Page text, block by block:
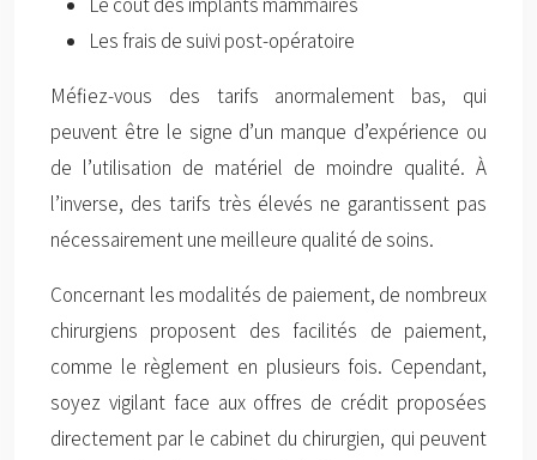
Les frais de suivi post-opératoire
Méfiez-vous des tarifs anormalement bas, qui
peuvent être le signe d’un manque d’expérience ou
de l’utilisation de matériel de moindre qualité. À
l’inverse, des tarifs très élevés ne garantissent pas
nécessairement une meilleure qualité de soins.
Concernant les modalités de paiement, de nombreux
chirurgiens proposent des facilités de paiement,
comme le règlement en plusieurs fois. Cependant,
soyez vigilant face aux offres de crédit proposées
directement par le cabinet du chirurgien, qui peuvent